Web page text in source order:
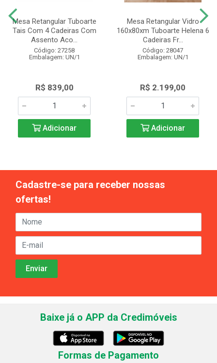
Mesa Retangular Tuboarte
Tais Com 4 Cadeiras Com
Assento Aco...
Código: 27258
Embalagem: UN/1
R$ 839,00
Adicionar
Mesa Retangular Vidro
160x80xm Tuboarte Helena 6
Cadeiras Fr...
Código: 28047
Embalagem: UN/1
R$ 2.199,00
Adicionar
Cadastre-se para receber nossas
ofertas!
Baixe já o APP da Credimóveis
Formas de Pagamento